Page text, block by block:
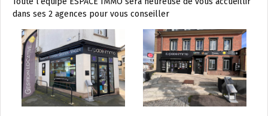
dans ses 2 agences pour vous conseiller